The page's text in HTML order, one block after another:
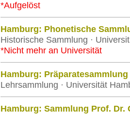
*Aufgelöst
Hamburg: Phonetische
Historische Sammlung ·
*Nicht mehr an Universität
Hamburg:
Lehrsammlung · Universität
Hamburg: Sammlung Prof. Dr.